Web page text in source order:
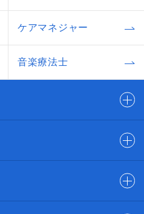
ケアマネジャー
音楽療法士